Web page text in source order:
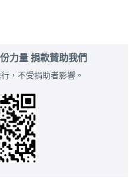
力量 捐款贊助我們
，不受捐助者影響。